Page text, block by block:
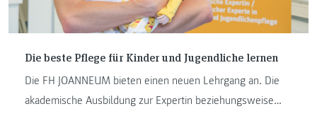
Die beste Pflege für Kinder und Jugendliche lernen
Die FH JOANNEUM bieten einen neuen Lehrgang an. Die
akademische Ausbildung zur Expertin beziehungsweise